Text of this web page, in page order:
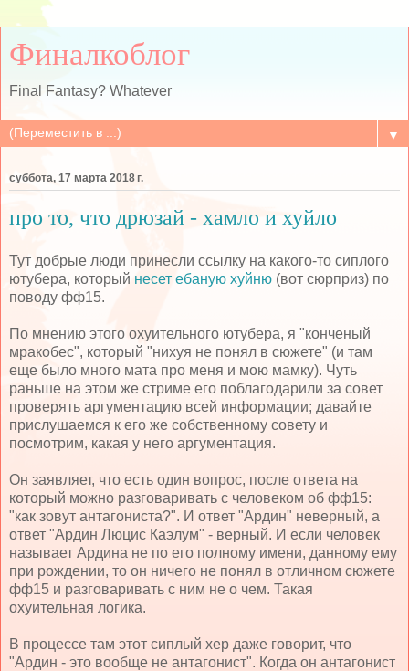
Финалкоблог
Final Fantasy? Whatever
▼
суббота, 17 марта 2018 г.
про то, что дрюзай - хамло и хуйло
Тут добрые люди принесли ссылку на какого-то сиплого
ютубера, который несет ебаную хуйню (вот сюрприз) по
поводу фф15.
По мнению этого охуительного ютубера, я "конченый
мракобес", который "нихуя не понял в сюжете" (и там
еще было много мата про меня и мою мамку). Чуть
раньше на этом же стриме его поблагодарили за совет
проверять аргументацию всей информации; давайте
прислушаемся к его же собственному совету и
посмотрим, какая у него аргументация.
Он заявляет, что есть один вопрос, после ответа на
который можно разговаривать с человеком об фф15:
"как зовут антагониста?". И ответ "Ардин" неверный, а
ответ "Ардин Люцис Каэлум" - верный. И если человек
называет Ардина не по его полному имени, данному ему
при рождении, то он ничего не понял в отличном сюжете
фф15 и разговаривать с ним не о чем. Такая
охуительная логика.
В процессе там этот сиплый хер даже говорит, что
"Ардин - это вообще не антагонист". Когда он антагонист